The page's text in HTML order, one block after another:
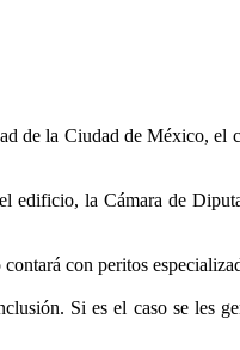
la Ciudad de México, el
la Cámara de
con peritos
Si es el caso se les